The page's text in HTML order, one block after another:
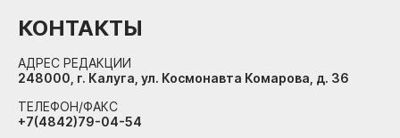
КОНТАКТЫ
АДРЕС РЕДАКЦИИ
248000, г. Калуга, ул. Космонавта Комарова, д. 36
ТЕЛЕФОН/ФАКС
+7(4842)79-04-54